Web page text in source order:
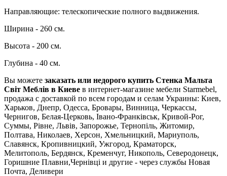
Направляющие: телескопические полного выдвижения.
Ширина - 260 см.
Высота - 200 см.
Глубина - 40 см.
Вы можете заказать или недорого купить Стенка Мальта
Світ Меблів в Киеве в интернет-магазине мебели Starmebel,
продажа с доставкой по всем городам и селам Украины: Киев,
Харьков, Днепр, Одесса, Бровары, Винница, Черкассы,
Чернигов, Белая-Церковь, Івано-Франківськ, Кривой-Рог,
Суммы, Рівне, Львів, Запорожье, Тернопіль, Житомир,
Полтава, Николаев, Херсон, Хмельницкий, Мариуполь,
Славянск, Кропивницкий, Ужгород, Краматорск,
Мелитополь, Бердянск, Кременчуг, Никополь, Северодонецк,
Горишние Плавни,Чернівці и другие - через службы Новая
Почта, Деливери